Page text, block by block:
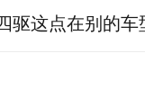
驱这点在别的